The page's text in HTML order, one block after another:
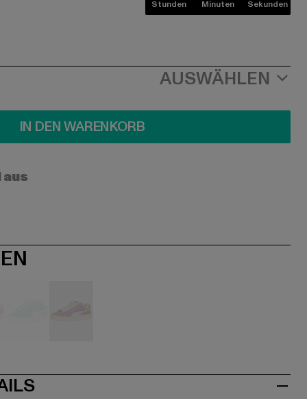
Stunden Minuten Sekunden
AUSWÄHLEN
IN DEN WARENKORB